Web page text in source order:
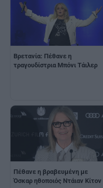
Βρετανία: Πέθανε η
τραγουδίστρια Μπόνι Τάιλερ
Πέθανε η βραβευμένη με
Όσκαρ ηθοποιός Ντάιαν Κίτον